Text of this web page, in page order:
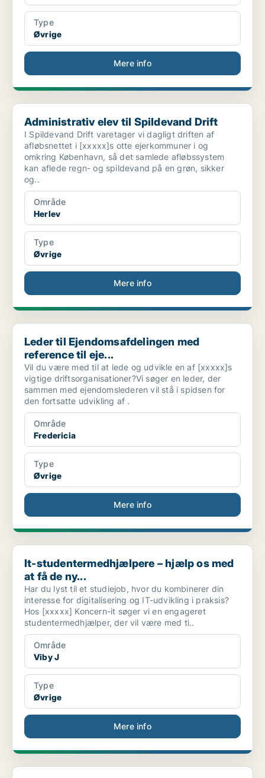
Type
Øvrige
Mere info
Administrativ elev til Spildevand Drift
Administrativ elev til Spildevand Drift
I Spildevand Drift varetager vi dagligt driften af
afløbsnettet i [xxxxx]s otte ejerkommuner i og
omkring København, så det samlede afløbssystem
kan aflede regn- og spildevand på en grøn, sikker
og..
Område
Herlev
Type
Øvrige
Mere info
Leder til Ejendomsafdelingen med reference til eje...
Leder til Ejendomsafdelingen med
reference til eje...
Vil du være med til at lede og udvikle en af [xxxxx]s
vigtige driftsorganisationer?Vi søger en leder, der
sammen med ejendomslederen vil stå i spidsen for
den fortsatte udvikling af .
Område
Fredericia
Type
Øvrige
Mere info
It-studentermedhjælpere – hjælp os med at få de ny...
It-studentermedhjælpere – hjælp os med
at få de ny...
Har du lyst til et studiejob, hvor du kombinerer din
interesse for digitalisering og IT-udvikling i praksis?
Hos [xxxxx] Koncern-it søger vi en engageret
studentermedhjælper, der vil være med ti..
Område
Viby J
Type
Øvrige
Mere info
Senior Geotechnical Engineer/Discipline leader